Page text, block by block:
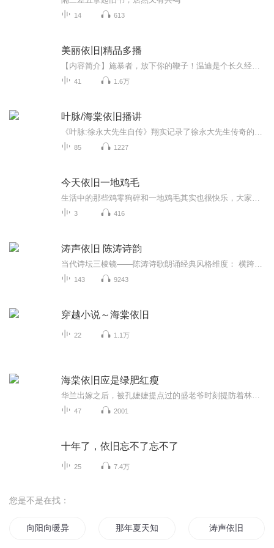
14 613
美丽依旧|精品多播
41 1.6万
叶脉/海棠依旧播讲
85 1227
今天依旧一地鸡毛
3 416
涛声依旧 陈涛诗韵
143 9243
穿越小说～海棠依旧
22 1.1万
海棠依旧应是绿肥红瘦
47 2001
十年了，依旧忘不了忘不了
25 7.4万
您是不是在找：
向阳向暖异日依旧 那年夏天知了依旧 涛声依旧